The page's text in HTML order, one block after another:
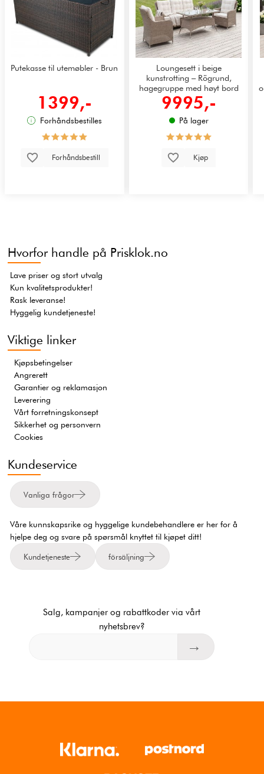
Putekasse til utemøbler - Brun
1399,-
Forhåndsbestilles
Forhåndsbestill
Loungesett i beige
kunstrotting – Rögrund,
hagegruppe med høyt bord
og hvite puter
9995,-
På lager
Kjøp
Hvorfor handle på Prisklok.no
Lave priser og stort utvalg
Kun kvalitetsprodukter!
Rask leveranse!
Hyggelig kundetjeneste!
Viktige linker
Kjøpsbetingelser
Angrerett
Garantier og reklamasjon
Leverering
Vårt forretningskonsept
Sikkerhet og personvern
Cookies
Kundeservice
Vanliga frågor
Våre kunnskapsrike og hyggelige kundebehandlere er her for å
hjelpe deg og svare på spørsmål knyttet til kjøpet ditt!
Kundetjeneste försäljning
Salg, kampanjer og rabattkoder via vårt
nyhetsbrev?